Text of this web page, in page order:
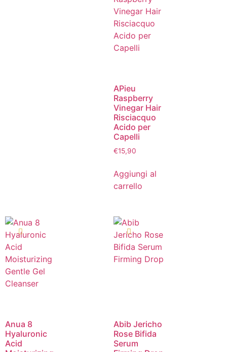
APieu
Raspberry
Vinegar Hair
Risciacquo
Acido per
Capelli
€15,90
Aggiungi al
carrello
Anua 8
Hyaluronic
Acid
Abib Jericho
Rose Bifida
Serum